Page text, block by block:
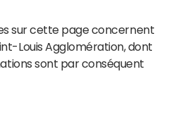
sur cette page concernent
Louis Agglomération, dont
sont par conséquent